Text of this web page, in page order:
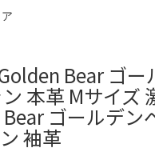
Golden Bear ゴ
本革 Mサイズ
ゴールデン
袖革